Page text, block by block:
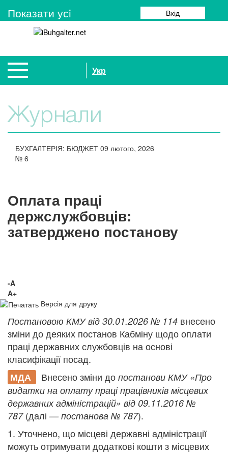
Показати усi Вхід
Укр
Журнали
БУХГАЛТЕРІЯ: БЮДЖЕТ 09 лютого, 2026
№ 6
Оплата праці
держслужбовців:
затверджено постанову
-A
A+
Версія для друку
Постановою КМУ від 30.01.2026 № 114 внесено
зміни до деяких постанов Кабміну щодо оплати
праці державних службовців на основі
класифікації посад.
МДА
Внесено зміни до постанови КМУ «Про
видатки на оплату праці працівників місцевих
державних адміністрацій» від 09.11.2016 №
787 (далі — постанова № 787).
1. Уточнено, що місцеві державні адміністрації
можуть отримувати додаткові кошти з місцевих